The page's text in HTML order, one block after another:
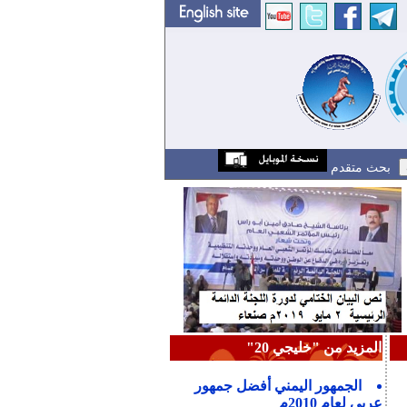
بحث متقدم
المزيد من "خليجي 20"
الجمهور اليمني أفضل جمهور
عربي لعام 2010م